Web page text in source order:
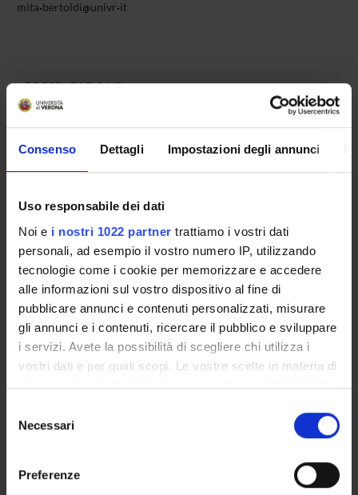
Consenso Dettagli Impostazioni degli annunci
Uso responsabile dei dati
Noi e i nostri 1022 partner trattiamo i vostri dati
personali, ad esempio il vostro numero IP, utilizzando
tecnologie come i cookie per memorizzare e accedere
alle informazioni sul vostro dispositivo al fine di
pubblicare annunci e contenuti personalizzati, misurare
gli annunci e i contenuti, ricercare il pubblico e sviluppare
i servizi. Avete la possibilità di scegliere chi utilizza i
vostri dati e per quali scopi. Le vostre scelte in materia di
privacy sono applicabili solo su questa proprietà digitale
modificare o revocare il proprio consenso in qualsiasi
momento dalla Dichiarazione sui cookie o facendo clic
delNecessari
Preferenze
mita bertoldi univr it
PRESENTAZIONE
TERZA MISSIONE
PROGETTI
PUBBLICAZIONI
INCARICHI
ORGANIZZAZIONE
GOVERNANCE